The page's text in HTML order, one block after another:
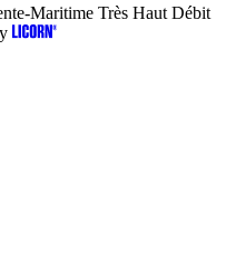
Maritime Très Haut Débit